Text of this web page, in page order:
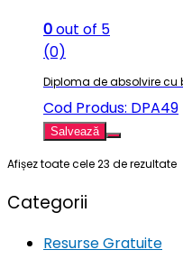
0out of 5
(0)
Diploma de absolvire cu
Cod Produs: DPA49
Salvează
Afișez toate cele 23 de rezultate
Categorii
Resurse Gratuite